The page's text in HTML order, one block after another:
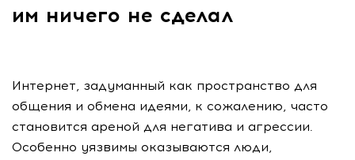
им ничего не сделал
Интернет, задуманный как пространство для
общения и обмена идеями, к сожалению, часто
становится ареной для негатива и агрессии.
Особенно уязвимы оказываются люди,